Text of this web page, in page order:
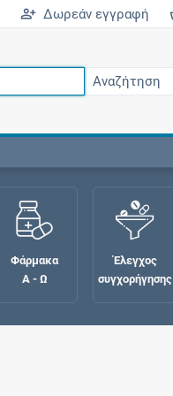
Δωρεάν εγγραφή
Φάρμακα
Α - Ω
Έλεγχος
συγχορήγησης